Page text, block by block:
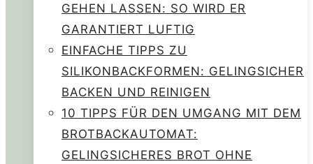
GEHEN LASSEN: SO WIRD ER
GARANTIERT LUFTIG
EINFACHE TIPPS ZU
SILIKONBACKFORMEN: GELINGSICHER
BACKEN UND REINIGEN
10 TIPPS FÜR DEN UMGANG MIT DEM
BROTBACKAUTOMAT:
GELINGSICHERES BROT OHNE